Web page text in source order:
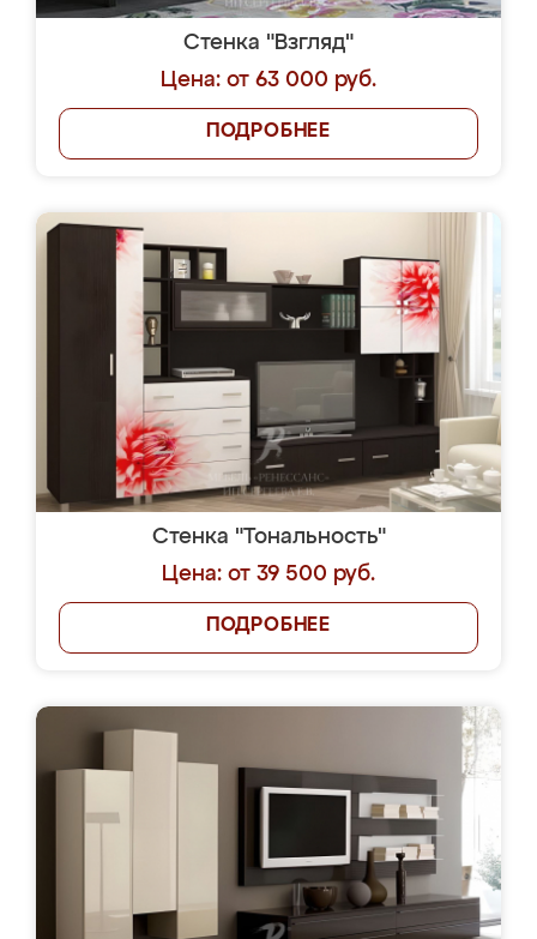
Стенка "Взгляд"
Цена: от 63 000 руб.
ПОДРОБНЕЕ
Стенка "Тональность"
Цена: от 39 500 руб.
ПОДРОБНЕЕ